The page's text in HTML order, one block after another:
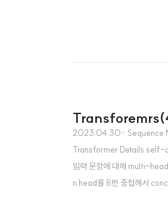
2023.04.30 · Sequence
Transformer Details self-
입력 문장에 대해 multi-
n head를 8번 중첩해서